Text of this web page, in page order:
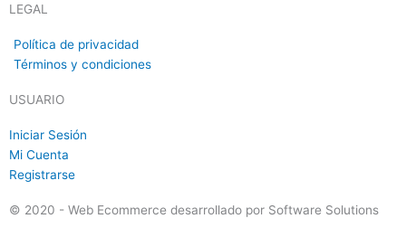
LEGAL
Política de privacidad
Términos y condiciones
USUARIO
Iniciar Sesión
Mi Cuenta
Registrarse
© 2020 - Web Ecommerce desarrollado por Software Solutions​